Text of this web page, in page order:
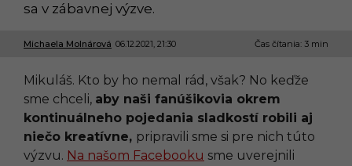
sa v zábavnej výzve.
Michaela Molnárová 06.12.2021, 21:30
0
1
2
.
2
0
2
1
Čas čítania: 3 min
Mikuláš. Kto by ho nemal rád, však? No keďže
sme chceli, aby naši fanúšikovia okrem
kontinuálneho pojedania sladkostí robili aj
niečo kreatívne, pripravili sme si pre nich túto
výzvu. Na našom Facebooku sme uverejnili